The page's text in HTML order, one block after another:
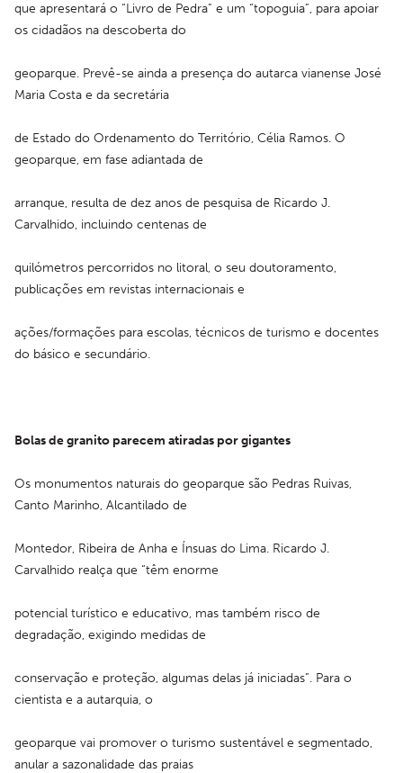
que apresentará o “Livro de Pedra” e um “topoguia”, para apoiar
os cidadãos na descoberta do
geoparque. Prevê-se ainda a presença do autarca vianense José
Maria Costa e da secretária
de Estado do Ordenamento do Território, Célia Ramos. O
geoparque, em fase adiantada de
arranque, resulta de dez anos de pesquisa de Ricardo J.
Carvalhido, incluindo centenas de
quilómetros percorridos no litoral, o seu doutoramento,
publicações em revistas internacionais e
ações/formações para escolas, técnicos de turismo e docentes
do básico e secundário.
Bolas de granito parecem atiradas por gigantes
Os monumentos naturais do geoparque são Pedras Ruivas,
Canto Marinho, Alcantilado de
Montedor, Ribeira de Anha e Ínsuas do Lima. Ricardo J.
Carvalhido realça que “têm enorme
potencial turístico e educativo, mas também risco de
degradação, exigindo medidas de
conservação e proteção, algumas delas já iniciadas”. Para o
cientista e a autarquia, o
geoparque vai promover o turismo sustentável e segmentado,
anular a sazonalidade das praias